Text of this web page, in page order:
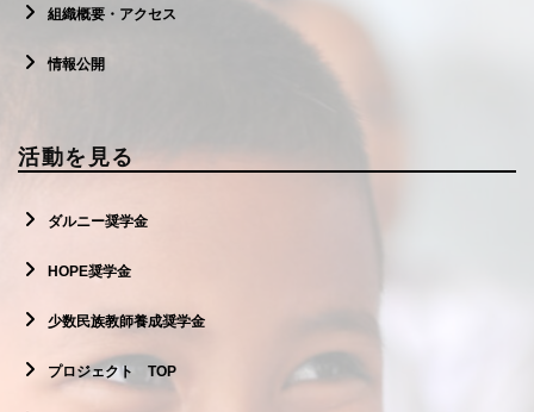
組織概要・アクセス
情報公開
活動を見る
ダルニー奨学金
HOPE奨学金
少数民族教師養成奨学金
プロジェクト TOP